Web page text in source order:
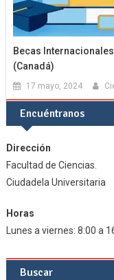
Becas
(Canadá)
17 mayo, 2024
Encuéntranos
Dirección
Facultad de Ciencias.
Ciudadela Universitaria
Horas
Lunes a viernes: 8:00 a
Buscar